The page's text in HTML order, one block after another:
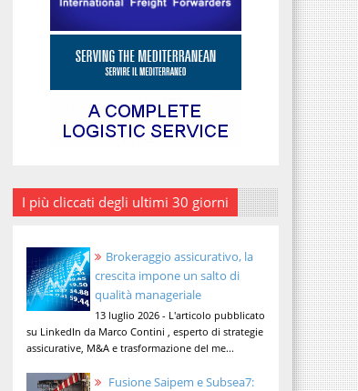
I più cliccati degli ultimi 30 giorni
Brokeraggio assicurativo, la
crescita impone un salto di
qualità manageriale
13 luglio 2026 - L'articolo pubblicato
su LinkedIn da Marco Contini , esperto di strategie
assicurative, M&A e trasformazione del me...
Fusione Saipem e Subsea7: